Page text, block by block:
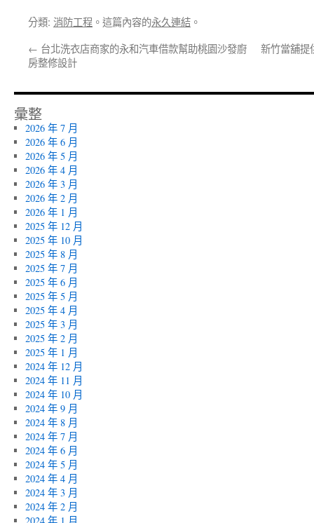
分類: 消防工程 。這篇內容的永久連結 。
← 台北洗衣店商家的永和汽車借款幫助桃園沙發廚
房整修設計
新竹當舖提
彙整
2026 年 7 月
2026 年 6 月
2026 年 5 月
2026 年 4 月
2026 年 3 月
2026 年 2 月
2026 年 1 月
2025 年 12 月
2025 年 10 月
2025 年 8 月
2025 年 7 月
2025 年 6 月
2025 年 5 月
2025 年 4 月
2025 年 3 月
2025 年 2 月
2025 年 1 月
2024 年 12 月
2024 年 11 月
2024 年 10 月
2024 年 9 月
2024 年 8 月
2024 年 7 月
2024 年 6 月
2024 年 5 月
2024 年 4 月
2024 年 3 月
2024 年 2 月